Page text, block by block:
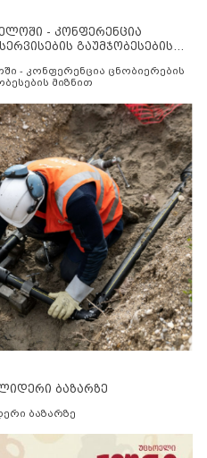
- კონფერენცია
გაუმჯობესების
- კონფერენცია ცნობიერების
მიზნით
ბაზარზე
ბაზარზე